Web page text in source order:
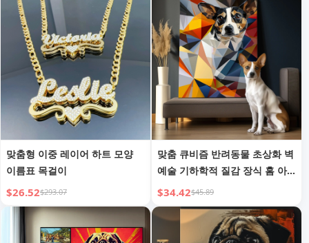
맞춤형 이중 레이어 하트 모양
이름표 목걸이
$26.52$293.07
맞춤 큐비즘 반려동물 초상화 벽
예술 기하학적 질감 장식 홈 아
트 데코 스타일
$34.42$45.89